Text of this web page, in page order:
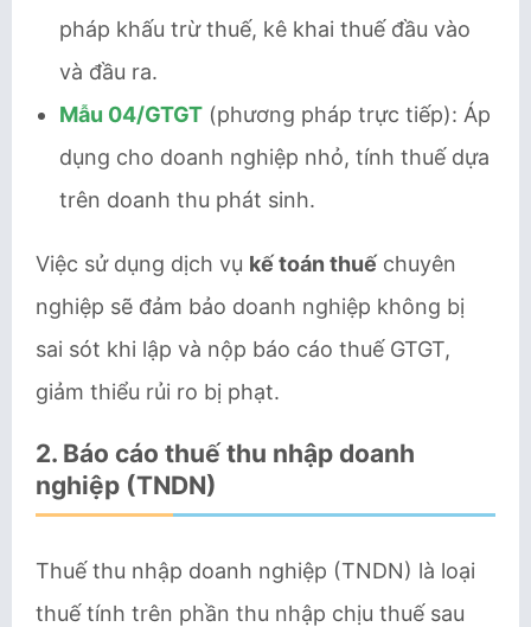
pháp khấu trừ thuế, kê khai thuế đầu vào
và đầu ra.
Mẫu 04/GTGT (phương pháp trực tiếp): Áp
dụng cho doanh nghiệp nhỏ, tính thuế dựa
trên doanh thu phát sinh.
Việc sử dụng dịch vụ kế toán thuế chuyên
nghiệp sẽ đảm bảo doanh nghiệp không bị
sai sót khi lập và nộp báo cáo thuế GTGT,
giảm thiểu rủi ro bị phạt.
2. Báo cáo thuế thu nhập doanh
nghiệp (TNDN)
Thuế thu nhập doanh nghiệp (TNDN) là loại
thuế tính trên phần thu nhập chịu thuế sau